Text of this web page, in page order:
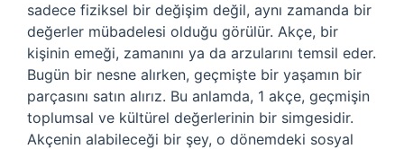
sadece fiziksel bir değişim değil, aynı zamanda bir
değerler mübadelesi olduğu görülür. Akçe, bir
kişinin emeği, zamanını ya da arzularını temsil eder.
Bugün bir nesne alırken, geçmişte bir yaşamın bir
parçasını satın alırız. Bu anlamda, 1 akçe, geçmişin
toplumsal ve kültürel değerlerinin bir simgesidir.
Akçenin alabileceği bir şey, o dönemdeki sosyal